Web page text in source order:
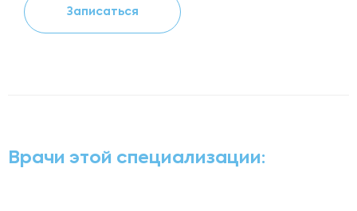
Записаться
Врачи этой специализации: